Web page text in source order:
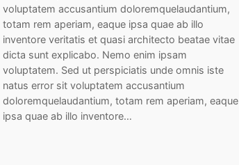
voluptatem accusantium doloremquelaudantium,
totam rem aperiam, eaque ipsa quae ab illo
inventore veritatis et quasi architecto beatae vitae
dicta sunt explicabo. Nemo enim ipsam
voluptatem. Sed ut perspiciatis unde omnis iste
natus error sit voluptatem accusantium
doloremquelaudantium, totam rem aperiam, eaque
ipsa quae ab illo inventore…